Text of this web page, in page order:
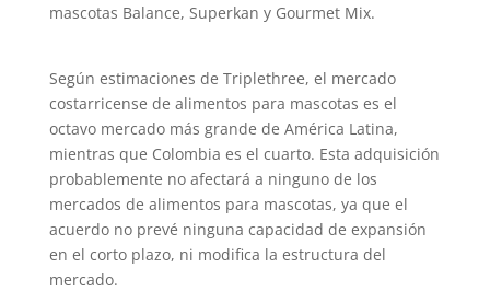
mascotas Balance, Superkan y Gourmet Mix.
Según estimaciones de Triplethree, el mercado
costarricense de alimentos para mascotas es el
octavo mercado más grande de América Latina,
mientras que Colombia es el cuarto. Esta adquisición
probablemente no afectará a ninguno de los
mercados de alimentos para mascotas, ya que el
acuerdo no prevé ninguna capacidad de expansión
en el corto plazo, ni modifica la estructura del
mercado.